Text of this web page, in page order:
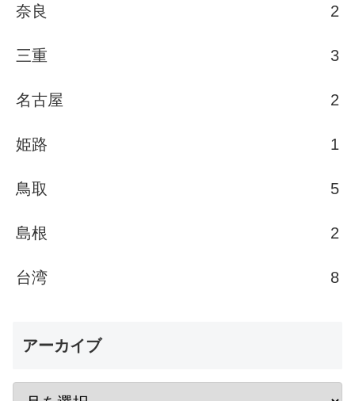
奈良 2
三重 3
名古屋 2
姫路 1
鳥取 5
島根 2
台湾 8
アーカイブ